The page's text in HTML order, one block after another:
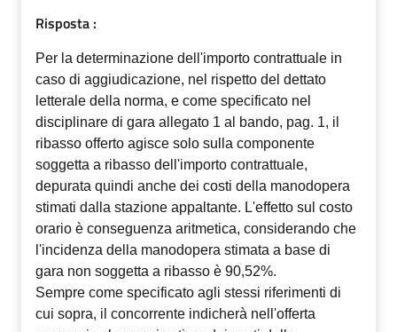
Risposta :
Per la determinazione dell'importo contrattuale in
caso di aggiudicazione, nel rispetto del dettato
letterale della norma, e come specificato nel
disciplinare di gara allegato 1 al bando, pag. 1, il
ribasso offerto agisce solo sulla componente
soggetta a ribasso dell'importo contrattuale,
depurata quindi anche dei costi della manodopera
stimati dalla stazione appaltante. L'effetto sul costo
orario è conseguenza aritmetica, considerando che
l'incidenza della manodopera stimata a base di
gara non soggetta a ribasso è 90,52%.
Sempre come specificato agli stessi riferimenti di
cui sopra, il concorrente indicherà nell'offerta